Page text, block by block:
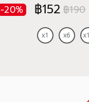
-20% ฿152฿190